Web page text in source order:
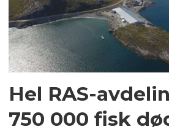
Hel RAS-
750 000 fisk